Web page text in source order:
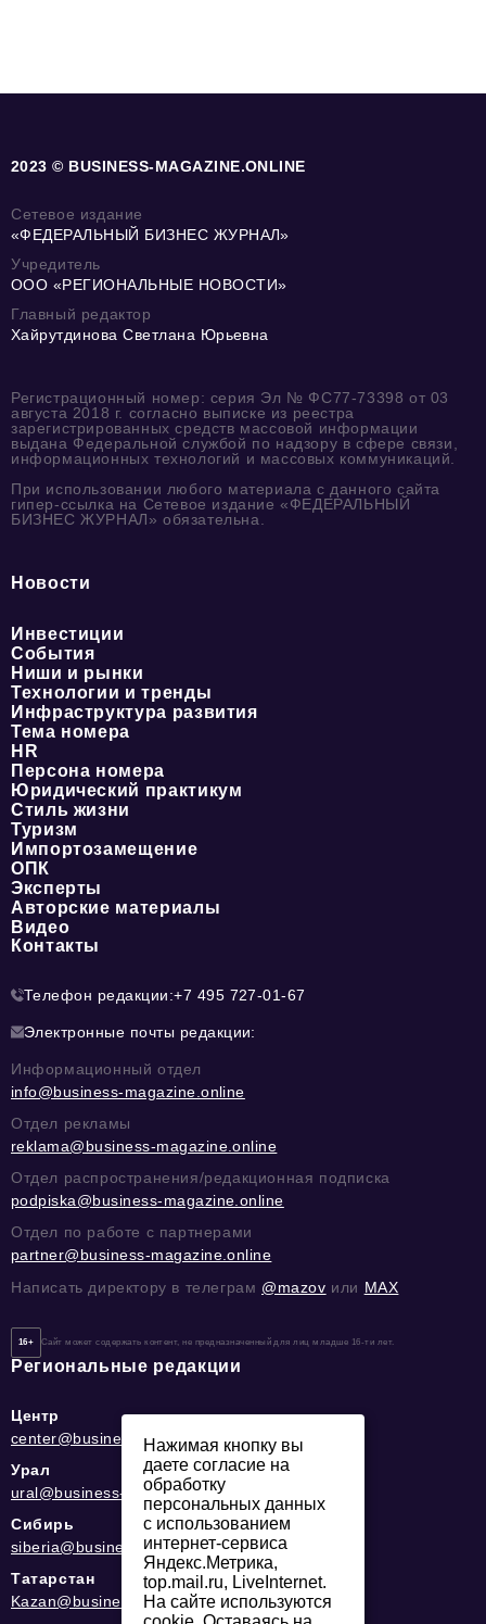
2023 © BUSINESS-MAGAZINE.ONLINE
Сетевое издание
«ФЕДЕРАЛЬНЫЙ БИЗНЕС ЖУРНАЛ»
Учредитель
ООО «РЕГИОНАЛЬНЫЕ НОВОСТИ»
Главный редактор
Хайрутдинова Светлана Юрьевна
Регистрационный номер: серия Эл № ФС77-73398 от 03
августа 2018 г. согласно выписке из реестра
зарегистрированных средств массовой информации
выдана Федеральной службой по надзору в сфере связи,
информационных технологий и массовых коммуникаций.
При использовании любого материала с данного сайта
гипер-ссылка на Сетевое издание «ФЕДЕРАЛЬНЫЙ
БИЗНЕС ЖУРНАЛ» обязательна.
Новости
Инвестиции
События
Ниши и рынки
Технологии и тренды
Инфраструктура развития
Тема номера
HR
Персона номера
Юридический практикум
Стиль жизни
Туризм
Импортозамещение
ОПК
Эксперты
Авторские материалы
Видео
Контакты
Телефон редакции:+7 495 727-01-67
Электронные почты редакции:
Информационный отдел
info@business-magazine.online
Отдел рекламы
reklama@business-magazine.online
Отдел распространения/редакционная подписка
podpiska@business-magazine.online
Отдел по работе с партнерами
partner@business-magazine.online
Написать директору в телеграм @mazov или MAX
16+ Сайт может содержать контент, не предназначенный для лиц младше 16-ти лет.
Региональные редакции
Центр
center@business-magazine.online
Урал
ural@business-magazine.online
Сибирь
siberia@business-magazine.online
Татарстан
Kazan@business-magazine.online
Нажимая кнопку вы
даете согласие на
обработку
персональных данных
с использованием
интернет-сервиса
Яндекс.Метрика,
top.mail.ru, LiveInternet.
На сайте используются